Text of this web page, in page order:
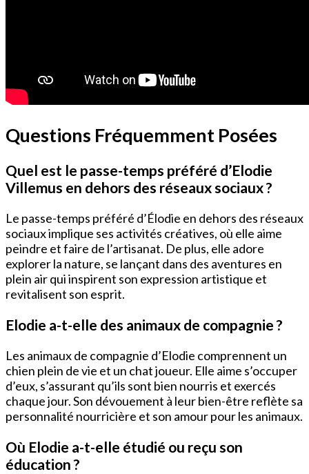
Questions Fréquemment Posées
Quel est le passe-temps préféré d’Elodie
Villemus en dehors des réseaux sociaux ?
Le passe-temps préféré d’Élodie en dehors des réseaux
sociaux implique ses activités créatives, où elle aime
peindre et faire de l’artisanat. De plus, elle adore
explorer la nature, se lançant dans des aventures en
plein air qui inspirent son expression artistique et
revitalisent son esprit.
Elodie a-t-elle des animaux de compagnie ?
Les animaux de compagnie d’Elodie comprennent un
chien plein de vie et un chat joueur. Elle aime s’occuper
d’eux, s’assurant qu’ils sont bien nourris et exercés
chaque jour. Son dévouement à leur bien-être reflète sa
personnalité nourricière et son amour pour les animaux.
Où Elodie a-t-elle étudié ou reçu son
éducation ?